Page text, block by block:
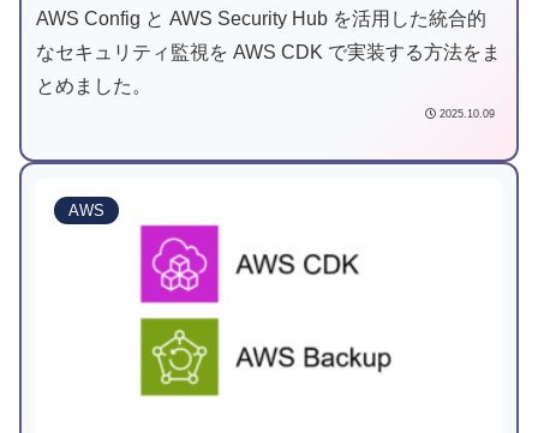
AWS Config と AWS Security Hub を活用した統合的
なセキュリティ監視を AWS CDK で実装する方法をま
とめました。
2025.10.09
AWS